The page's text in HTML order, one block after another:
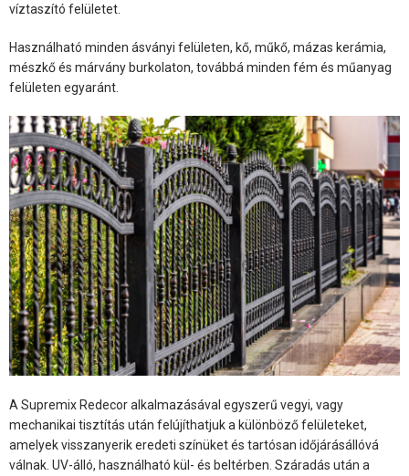
víztaszító felületet.
Használható minden ásványi felületen, kő, műkő, mázas kerámia,
mészkő és márvány burkolaton, továbbá minden fém és műanyag
felületen egyaránt.
A Supremix Redecor alkalmazásával egyszerű vegyi, vagy
mechanikai tisztítás után felújíthatjuk a különböző felületeket,
amelyek visszanyerik eredeti színüket és tartósan időjárásállóvá
válnak. UV-álló, használható kül- és beltérben. Száradás után a